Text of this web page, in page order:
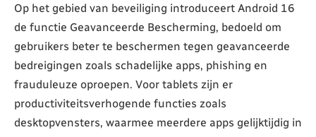
Op het gebied van beveiliging introduceert Android 16
de functie Geavanceerde Bescherming, bedoeld om
gebruikers beter te beschermen tegen geavanceerde
bedreigingen zoals schadelijke apps, phishing en
frauduleuze oproepen. Voor tablets zijn er
productiviteitsverhogende functies zoals
desktopvensters, waarmee meerdere apps gelijktijdig in